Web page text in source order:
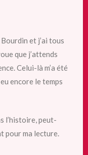
et j’ai tous
que j’attends
Celui-là m’a été
encore le temps
l’histoire, peut-
pour ma lecture.